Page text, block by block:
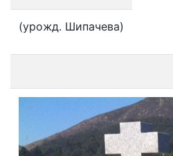
(урожд. Шипачева)